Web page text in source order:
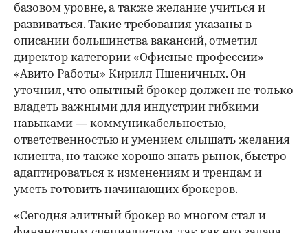
базовом уровне, а также желание учиться и
развиваться. Такие требования указаны в
описании большинства вакансий, отметил
директор категории «Офисные профессии»
«Авито Работы» Кирилл Пшеничных. Он
уточнил, что опытный брокер должен не только
владеть важными для индустрии гибкими
навыками — коммуникабельностью,
ответственностью и умением слышать желания
клиента, но также хорошо знать рынок, быстро
адаптироваться к изменениям и трендам и
уметь готовить начинающих брокеров.
«Сегодня элитный брокер во многом стал и